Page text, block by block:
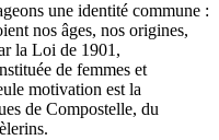
une identité commune :
nos âges, nos origines,
la Loi de 1901,
de femmes et
motivation est la
de Compostelle, du